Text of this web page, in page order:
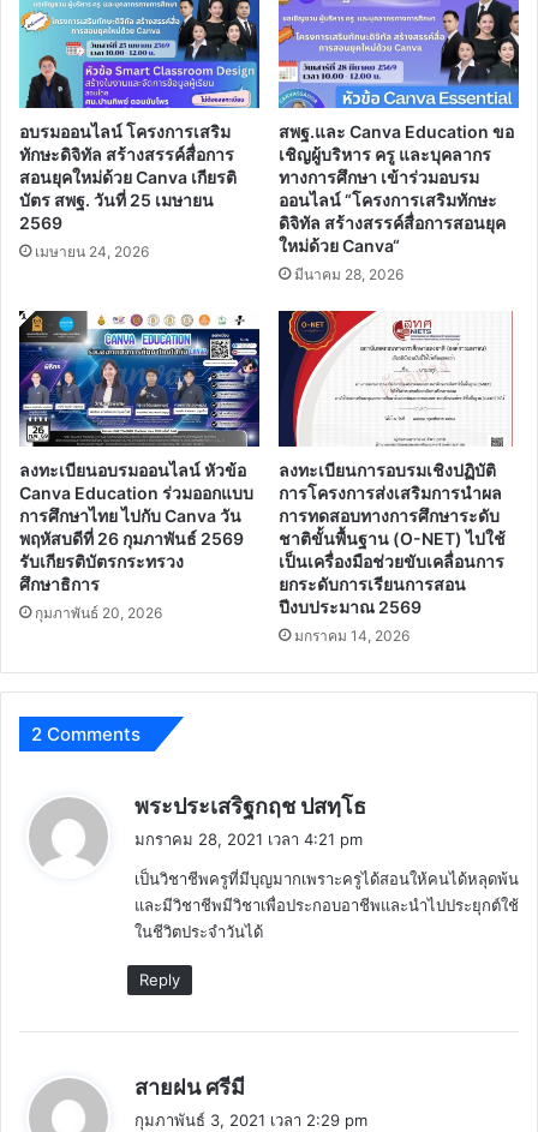
ลูก
โลก"
โดย
ผู้
ที่
มี
คะเเนน
ผ่าน
เกณฑ์
75
จะ
ได้
รับ
เกียรติ
บัตร
อบรมออนไลน์ โครงการเสริม
ทักษะดิจิทัล สร้างสรรค์สื่อการ
สอนยุคใหม่ด้วย Canva เกียรติ
บัตร สพฐ. วันที่ 25 เมษายน
2569
เมษายน 24, 2026
สพฐ.และ Canva Education ขอ
เชิญผู้บริหาร ครู และบุคลากร
ทางการศึกษา เข้าร่วมอบรม
ออนไลน์ “โครงการเสริมทักษะ
ดิจิทัล สร้างสรรค์สื่อการสอนยุค
ใหม่ด้วย Canva“
มีนาคม 28, 2026
ลงทะเบียนอบรมออนไลน์ หัวข้อ
Canva Education ร่วมออกแบบ
การศึกษาไทย ไปกับ Canva วัน
พฤหัสบดีที่ 26 กุมภาพันธ์ 2569
รับเกียรติบัตรกระทรวง
ศึกษาธิการ
กุมภาพันธ์ 20, 2026
ลงทะเบียนการอบรมเชิงปฏิบัติ
การโครงการส่งเสริมการนำผล
การทดสอบทางการศึกษาระดับ
ชาติขั้นพื้นฐาน (O-NET) ไปใช้
เป็นเครื่องมือช่วยขับเคลื่อนการ
ยกระดับการเรียนการสอน
ปีงบประมาณ 2569
มกราคม 14, 2026
2 Comments
พระประเสริฐกฤช ปสทฺโธ
า
:
มกราคม 28, 2021 เวลา 4:21 pm
เป็นวิชาชีพครูที่มีบุญมากเพราะครูได้สอนให้คนได้หลุดพ้น
และมีวิชาชีพมีวิชาเพื่อประกอบอาชีพและนำไปประยุกต์ใช้
ในชีวิตประจำวันได้
Reply
สายฝน ศรีมี
ด
กุมภาพันธ์ 3, 2021 เวลา 2:29 pm